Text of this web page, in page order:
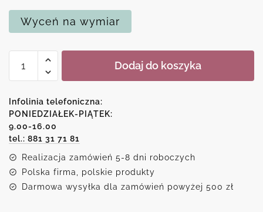
Wyceń na wymiar
Reprodukcja
Anny
Wach
-
Słodkie
melodie
Dodaj do koszyka
Infolinia telefoniczna:
PONIEDZIAŁEK-PIĄTEK:
9.00-16.00
tel.: 881 31 71 81
Realizacja zamówień 5-8 dni roboczych
Polska firma, polskie produkty
Darmowa wysyłka dla zamówień powyżej 500 zł